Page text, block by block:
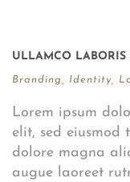
ULLAMCO LABORIS
Branding Identity
Lorem ipsum
elit, sed
dolore magna
augue laoreet